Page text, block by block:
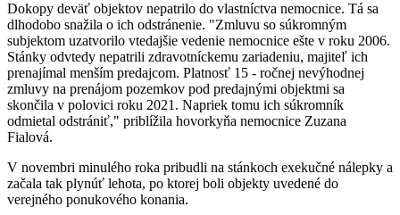
Dokopy deväť objektov nepatrilo do vlastníctva nemocnice. Tá sa
dlhodobo snažila o ich odstránenie. "Zmluvu so súkromným
subjektom uzatvorilo vtedajšie vedenie nemocnice ešte v roku 2006.
Stánky odvtedy nepatrili zdravotníckemu zariadeniu, majiteľ ich
prenajímal menším predajcom. Platnosť 15 - ročnej nevýhodnej
zmluvy na prenájom pozemkov pod predajnými objektmi sa
skončila v polovici roku 2021. Napriek tomu ich súkromník
odmietal odstrániť," priblížila hovorkyňa nemocnice Zuzana
Fialová.
V novembri minulého roka pribudli na stánkoch exekučné nálepky a
začala tak plynúť lehota, po ktorej boli objekty uvedené do
verejného ponukového konania.